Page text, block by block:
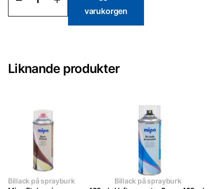
Quick-
Primer-
varukorgen
Liknande produkter
Billack på sprayburk
Billack på sprayburk